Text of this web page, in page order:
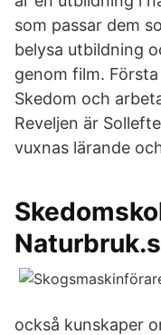
som passar dem
belysa utbildning
genom film.
Skedom och
Reveljen är
vuxnas lärande
också kunskaper